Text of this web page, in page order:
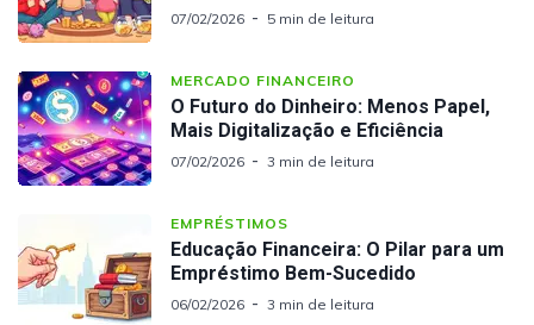
07/02/2026 5 min de leitura
MERCADO FINANCEIRO
O Futuro do Dinheiro: Menos Papel,
Mais Digitalização e Eficiência
07/02/2026 3 min de leitura
EMPRÉSTIMOS
Educação Financeira: O Pilar para um
Empréstimo Bem-Sucedido
06/02/2026 3 min de leitura